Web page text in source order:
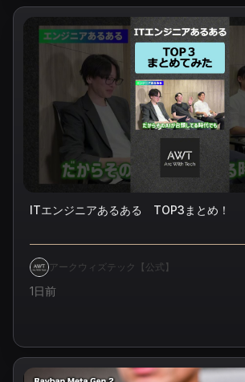
ITエンジニアあるある TOP3まとめ！
アークウィズテック【公式】
1日前